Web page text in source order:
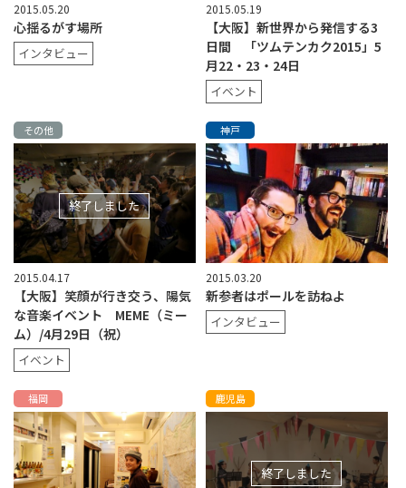
2015.05.20
心揺るがす場所
インタビュー
2015.05.19
【大阪】新世界から発信する3
日間 「ツムテンカク2015」5
月22・23・24日
イベント
その他
終了しました
2015.04.17
【大阪】笑顔が行き交う、陽気
な音楽イベント MEME（ミー
ム）/4月29日（祝）
イベント
神戸
2015.03.20
新参者はポールを訪ねよ
インタビュー
福岡 鹿児島
終了しました